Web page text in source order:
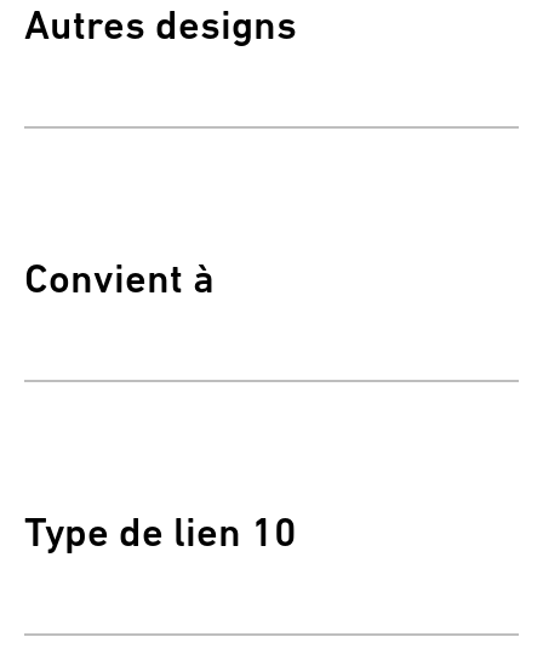
Autres designs
Convient à
Type de lien 10